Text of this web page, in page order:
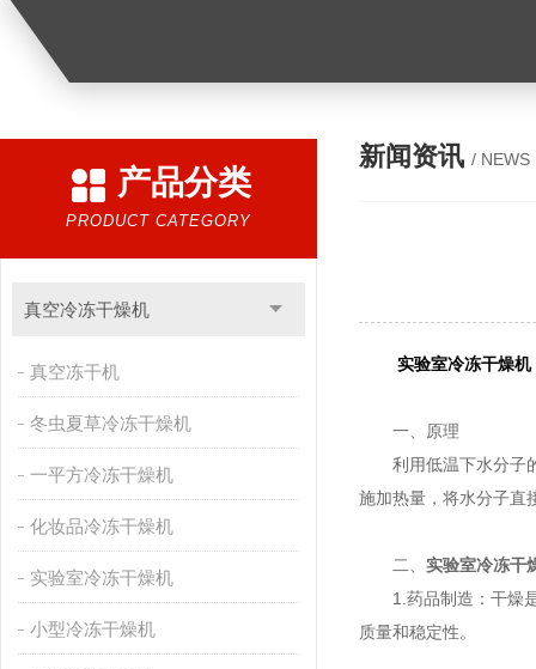
产品分类
PRODUCT CATEGORY
真空冷冻干燥机
真空冻干机
冬虫夏草冷冻干燥机
一平方冷冻干燥机
化妆品冷冻干燥机
实验室冷冻干燥机
小型冷冻干燥机
新闻资讯 / NEWS
实验室冷冻干燥机
一、原理
利用低温下水分子的
施加热量，将水分子直
二、 实验室冷冻干
1.药品制造：干燥是
质量和稳定性。